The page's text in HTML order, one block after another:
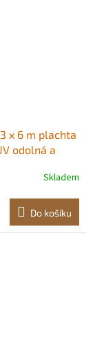
x 6 m plachta
odolná a
Skladem
Do košíku